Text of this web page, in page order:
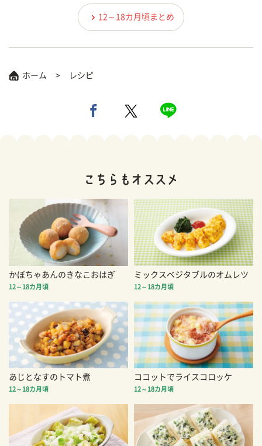
12～18カ月頃まとめ
ホーム レシピ
かぼちゃあんのきなこおはぎ
12～18カ月頃
ミックスベジタブルのオムレツ
12～18カ月頃
あじとなすのトマト煮
12～18カ月頃
ココットでライスコロッケ
12～18カ月頃